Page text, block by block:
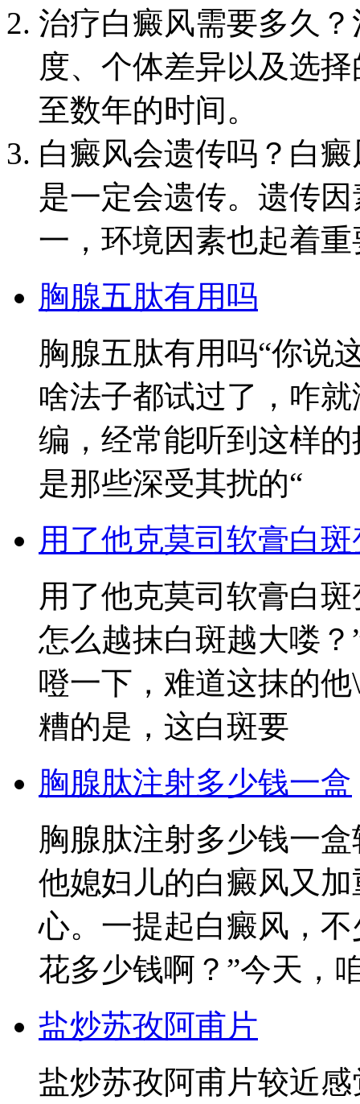
治疗白癜风需要多久
度、个体差异以及选
至数年的时间。
白癜风会遗传吗？白
是一定会遗传。遗传
一，环境因素也起着
胸腺五肽有用吗
胸腺五肽有用吗“你说
啥法子都试过了，咋
编，经常能听到这样
是那些深受其扰的“
用了他克莫司软膏白
用了他克莫司软膏白
怎么越抹白斑越大喽
噔一下，难道这抹的
糟的是，这白斑要
胸腺肽注射多少钱一盒
胸腺肽注射多少钱一
他媳妇儿的白癜风又
心。一提起白癜风，
花多少钱啊？”今天，
盐炒苏孜阿甫片
盐炒苏孜阿甫片较近